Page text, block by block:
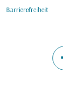
Barrierefreiheit